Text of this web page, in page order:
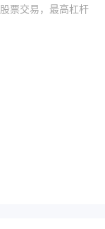
票交易，最高杠杆